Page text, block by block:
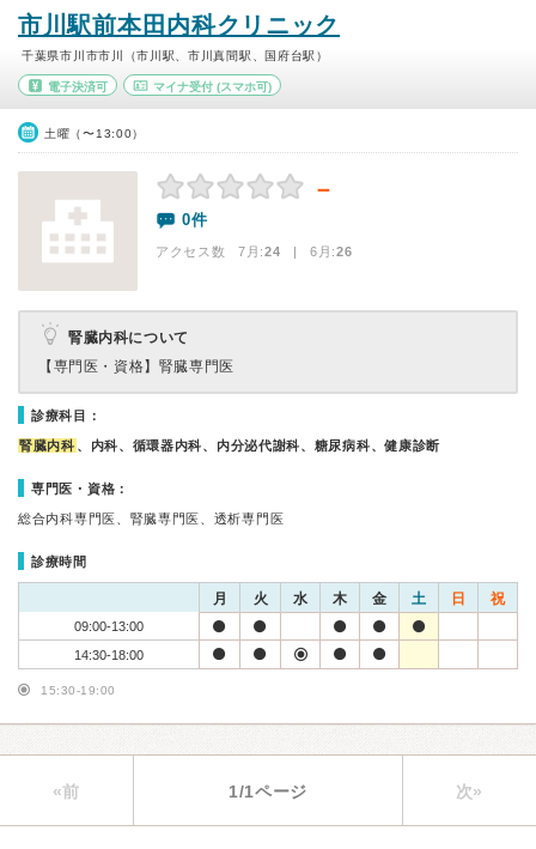
市川駅前本田内科クリニック
千葉県市川市市川（市川駅、市川真間駅、国府台駅）
電子決済可 マイナ受付(スマホ可)
土曜（〜13:00）
－
0件
アクセス数 7月:24 | 6月:26
腎臓内科について
【専門医・資格】 腎臓専門医
診療科目：
腎臓内科 、内科、循環器内科、内分泌代謝科、糖尿病科、健康診断
専門医・資格：
総合内科専門医、腎臓専門医、透析専門医
診療時間
月 火 水 木 金 土 日 祝
09:00-13:00
14:30-18:00
15:30-19:00
«前 1/1ページ 次»